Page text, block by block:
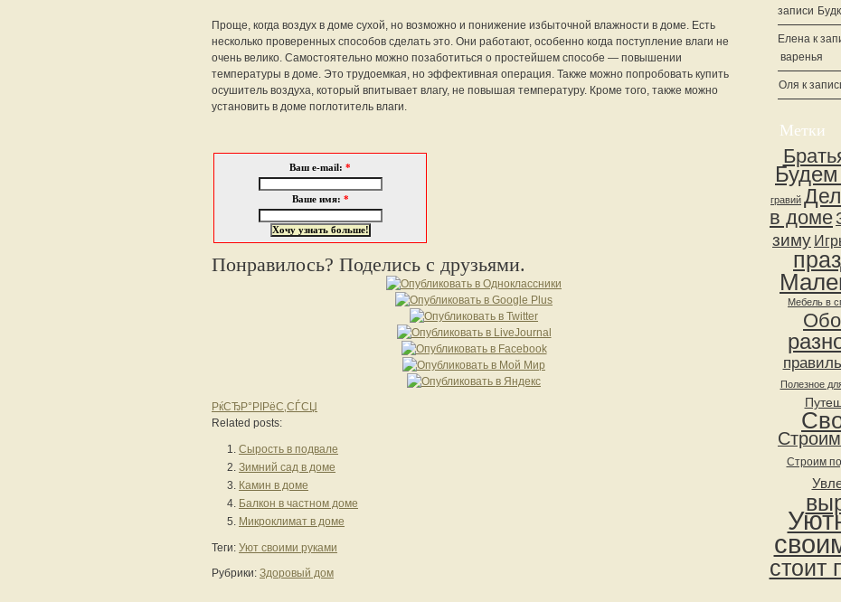
Проще, когда воздух в доме сухой, но возможно и понижение избыточной влажности в доме. Есть
несколько проверенных способов сделать это. Они работают, особенно когда поступление влаги не
очень велико. Самостоятельно можно позаботиться о простейшем способе — повышении
температуры в доме. Это трудоемкая, но эффективная операция. Также можно попробовать купить
осушитель воздуха, который впитывает влагу, не повышая температуру. Кроме того, также можно
установить в доме поглотитель влаги.
Ваш e-mail: *
Ваше имя: *
Понравилось? Поделись с друзьями.
РќСЂР°РІРёС‚СЃСЏ
Related posts:
Сырость в подвале
Зимний сад в доме
Камин в доме
Балкон в частном доме
Микроклимат в доме
Теги: Уют своими руками
Рубрики: Здоровый дом
записи
Елена к
варенья
Оля к
Метки
гравий
в доме
зиму
Мебель в
Полезное
Строим
стоит